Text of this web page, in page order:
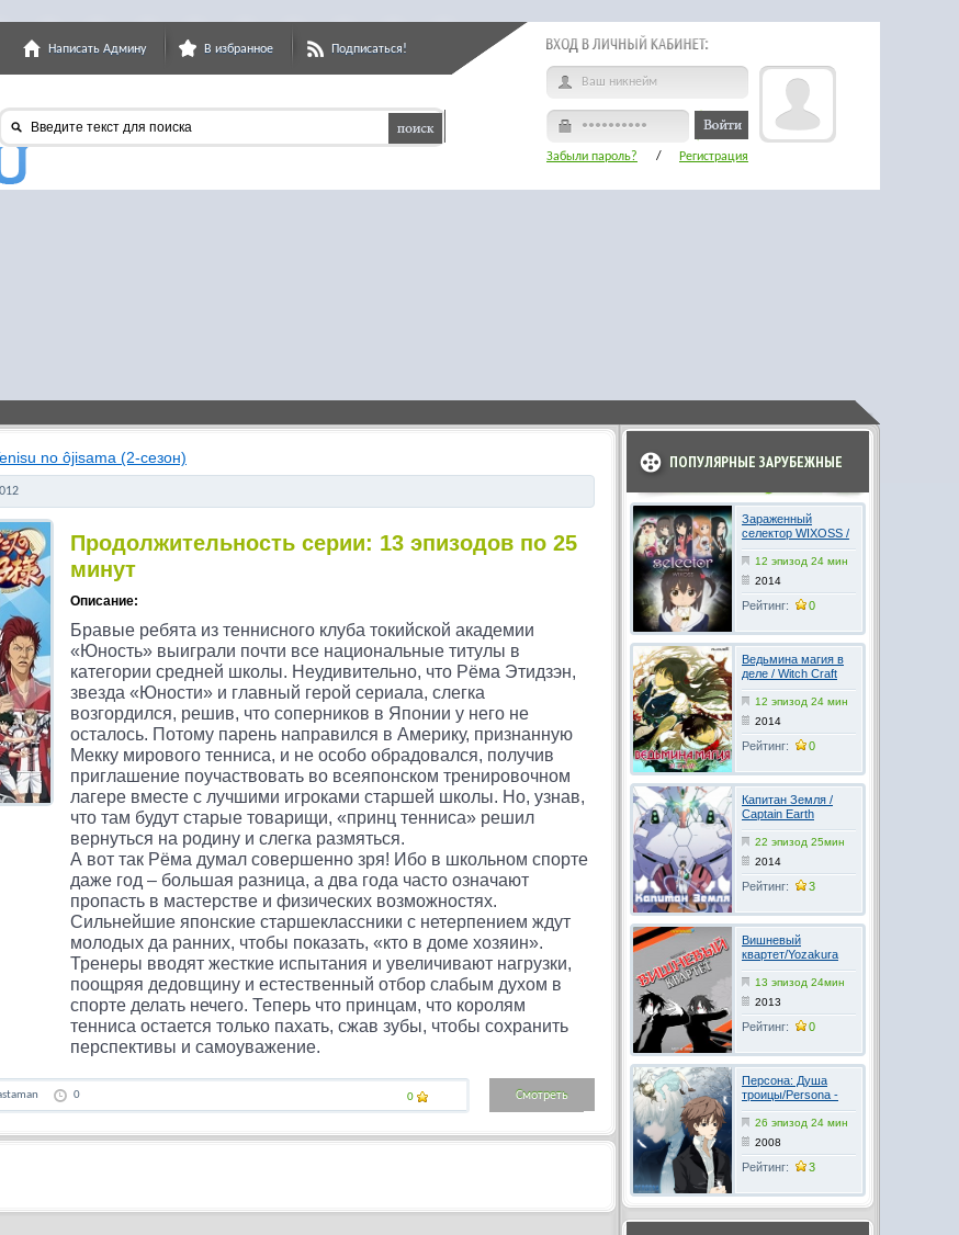
Написать Админу В избранное Подписаться!
Введите текст для поиска
Забыли пароль? Регистрация
/
no ôjisama (2-сезон)
Продолжительность серии: 13 эпизодов по 25
минут
Описание:
Бравые ребята из теннисного клуба токийской академии
«Юность» выиграли почти все национальные титулы в
категории средней школы. Неудивительно, что Рёма Этидзэн,
звезда «Юности» и главный герой сериала, слегка
возгордился, решив, что соперников в Японии у него не
осталось. Потому парень направился в Америку, признанную
Мекку мирового тенниса, и не особо обрадовался, получив
приглашение поучаствовать во всеяпонском тренировочном
лагере вместе с лучшими игроками старшей школы. Но, узнав,
что там будут старые товарищи, «принц тенниса» решил
вернуться на родину и слегка размяться.
А вот так Рёма думал совершенно зря! Ибо в школьном спорте
даже год – большая разница, а два года часто означают
пропасть в мастерстве и физических возможностях.
Сильнейшие японские старшеклассники с нетерпением ждут
молодых да ранних, чтобы показать, «кто в доме хозяин».
Тренеры вводят жесткие испытания и увеличивают нагрузки,
поощряя дедовщину и естественный отбор слабым духом в
спорте делать нечего. Теперь что принцам, что королям
тенниса остается только пахать, сжав зубы, чтобы сохранить
перспективы и самоуважение.
Смотреть
онлайн
0 0
ПОПУЛЯРНЫЕ ЗАРУБЕЖНЫЕ
Зараженный
селектор WIXOSS /
Selector Infected
WIXOSS 1-2 сезон
онлайн
12 эпизод 24 мин
2014
Рейтинг: 0
Ведьмина магия в
деле / Witch Craft
Works
12 эпизод 24 мин
2014
Рейтинг: 0
Капитан Земля /
Captain Earth
22 эпизод 25мин
2014
Рейтинг: 3
Вишневый
квартет/Yozakura
karutetto 2 сезон
13 эпизод 24мин
2013
Рейтинг: 0
Персона: Душа
троицы/Persona -
Trinity soul
26 эпизод 24 мин
2008
Рейтинг: 3